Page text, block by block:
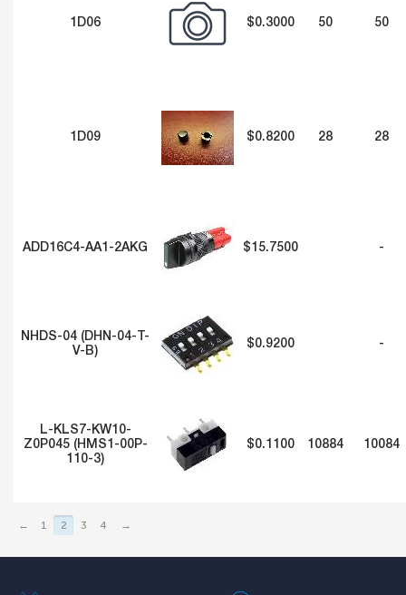
1D06 $0.3000 50 50
1D09 $0.8200 28 28
ADD16C4-AA1-2AKG $15.7500 -
NHDS-04 (DHN-04-T-
V-B)
$0.9200 -
L-KLS7-KW10-
Z0P045 (HMS1-00P-
110-3)
$0.1100 10884 10084
← 1 2 3 4 →